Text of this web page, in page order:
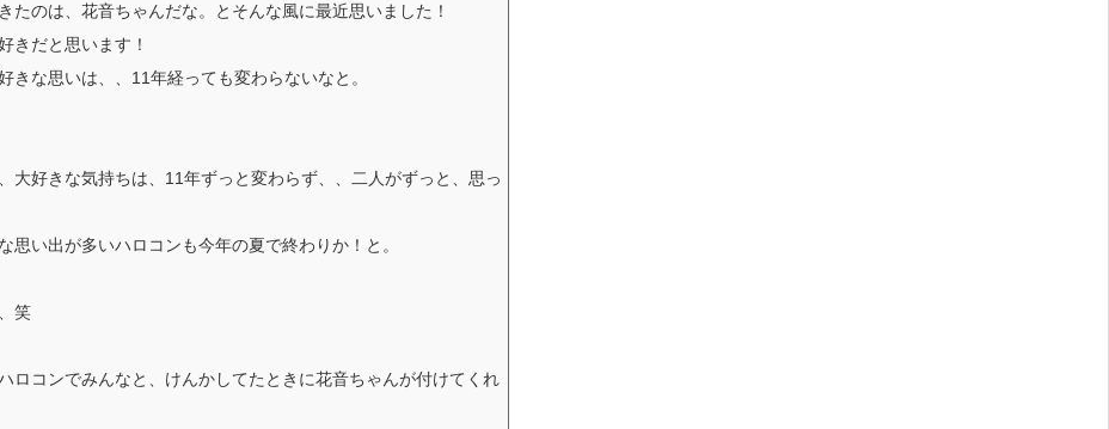
たのは、花音ちゃんだな。とそんな風に最近思いました！
きだと思います！
きな思いは、、11年経っても変わらないなと。
大好きな気持ちは、11年ずっと変わらず、、二人がずっと、思っ
思い出が多いハロコンも今年の夏で終わりか！と。
笑
ロコンでみんなと、けんかしてたときに花音ちゃんが付けてくれ